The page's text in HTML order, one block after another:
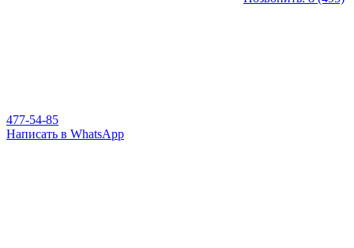
477-54-85
Написать в WhatsApp